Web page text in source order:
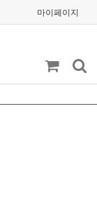
마이페이지